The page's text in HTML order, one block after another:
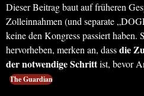
Dieser Beitrag baut auf früheren
Zolleinnahmen (und separate
keine den Kongress passiert haben.
hervorheben, merken an, dassdie
der notwendige Schrittist, bevor
The Guardian